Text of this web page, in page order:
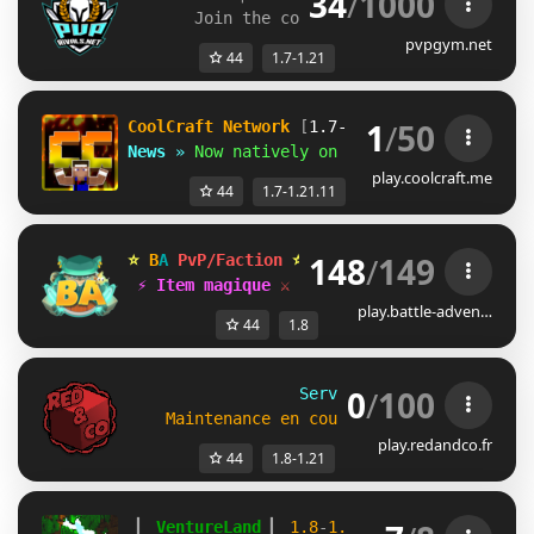
Join the community: discord.gg/
pvpgym.net
44 1.7-1.21
CoolCraft Network [1.7-1.21
]
News » Now natively on Minecraft 1.21.11
1/50
play.coolcraft.me
44 1.7-1.21.11
⭐ BA PvP/Faction ⭐ Saison 10 | ⚑ 20/06
⚡ Item magique ⚔ Gameplay 1.8 ⚒ F2W
148/149
play.battle-adven…
44 1.8
Serveur Red&Co 1.8
Maintenance en cours ...
0/100
play.redandco.fr
44 1.8-1.21
VentureLand 1.8-1.20 ▎